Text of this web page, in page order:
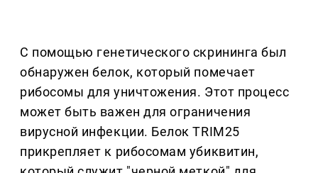
С помощью генетического скрининга был
обнаружен белок, который помечает
рибосомы для уничтожения. Этот процесс
может быть важен для ограничения
вирусной инфекции. Белок TRIM25
прикрепляет к рибосомам убиквитин,